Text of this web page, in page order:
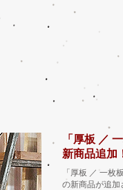
「厚板 ／
新商品追加
「厚板 ／ 一枚
の新商品が追加